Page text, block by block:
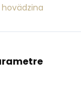
hovädzina